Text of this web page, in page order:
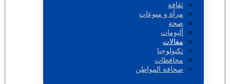
ثقافة
مرأة و منوعات
صحة
ألبومات
مقالات
تكنولوجيا
محافظات
صحافة المواطن